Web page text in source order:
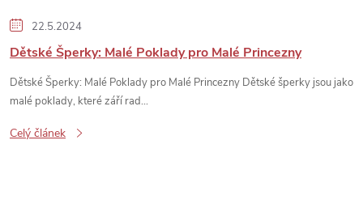
22.5.2024
Dětské Šperky: Malé Poklady pro Malé Princezny
Dětské Šperky: Malé Poklady pro Malé Princezny Dětské šperky jsou jako
malé poklady, které září rad...
Celý článek